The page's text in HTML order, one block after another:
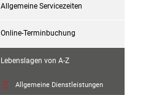
Allgemeine Servicezeiten
Online-Terminbuchung
Lebenslagen von A-Z
Allgemeine Dienstleistungen